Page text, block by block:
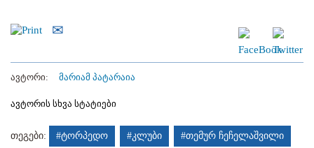
ავტორი: მარიამ პატარაია
ავტორის სხვა სტატიები
თეგები: #ტორპედო #კლუბი #თემურ ჩეჩელაშვილი